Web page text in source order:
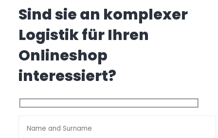
Sind sie an komplexer
Logistik für Ihren
Onlineshop
interessiert?